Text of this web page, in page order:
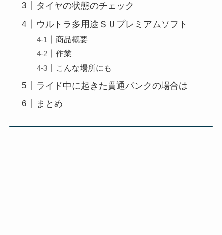
タイヤの状態のチェック
ウルトラ多用途ＳＵプレミアムソフト
商品概要
作業
こんな場所にも
ライド中に起きた貫通パンクの場合は
まとめ